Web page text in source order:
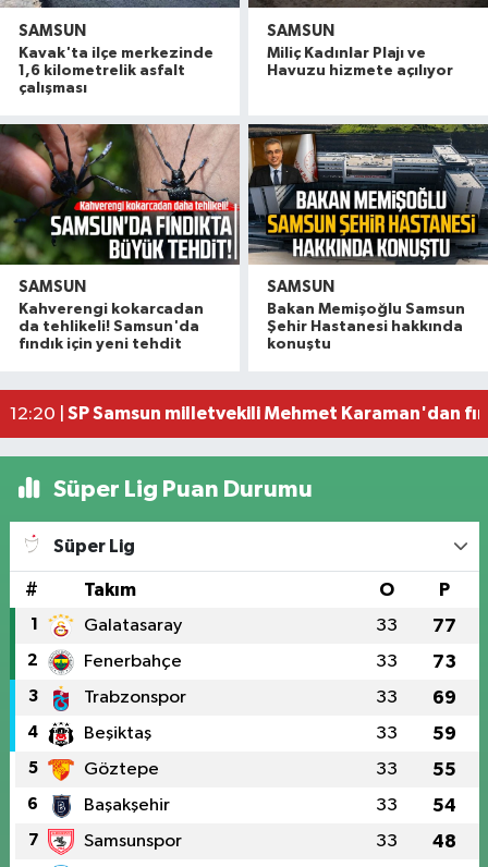
SAMSUN
Kavak'ta ilçe merkezinde
1,6 kilometrelik asfalt
çalışması
SAMSUN
Miliç Kadınlar Plajı ve
Havuzu hizmete açılıyor
SAMSUN
Kahverengi kokarcadan
da tehlikeli! Samsun'da
fındık için yeni tehdit
SAMSUN
Bakan Memişoğlu Samsun
Şehir Hastanesi hakkında
konuştu
13:03 |Dr. Murat Çan'dan dikkat çeken mesaj: "Çocuk
12:41 |Bir haftadır haber alınamayan gurbetçi polisi
Samsun'da akülü çocuk aracının tekerleğine
12:20 | SP Samsun milletvekili Mehmet Karaman'dan
Süper Lig Puan Durumu
Süper Lig
# Takım O P
1 Galatasaray 33 77
2 Fenerbahçe 33 73
3 Trabzonspor 33 69
4 Beşiktaş 33 59
5 Göztepe 33 55
6 Başakşehir 33 54
7 Samsunspor 33 48